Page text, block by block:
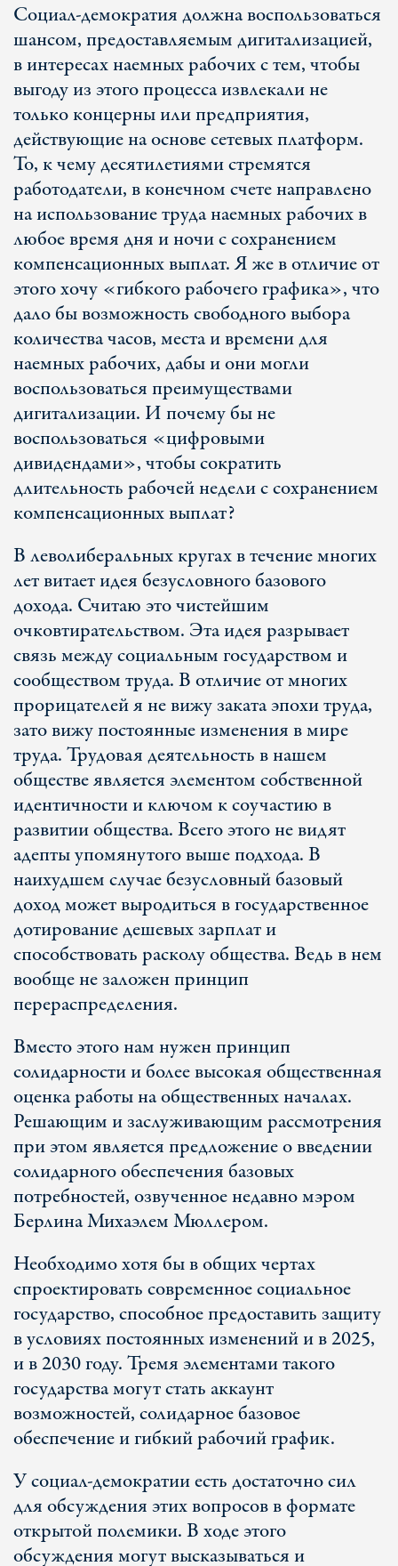
Социал-демократия должна воспользоваться
шансом, предоставляемым дигитализацией,
в интересах наемных рабочих с тем, чтобы
выгоду из этого процесса извлекали не
только концерны или предприятия,
действующие на основе сетевых платформ.
То, к чему десятилетиями стремятся
работодатели, в конечном счете направлено
на использование труда наемных рабочих в
любое время дня и ночи с сохранением
компенсационных выплат. Я же в отличие от
этого хочу «гибкого рабочего графика», что
дало бы возможность свободного выбора
количества часов, места и времени для
наемных рабочих, дабы и они могли
воспользоваться преимуществами
дигитализации. И почему бы не
воспользоваться «цифровыми
дивидендами», чтобы сократить
длительность рабочей недели с сохранением
компенсационных выплат?
В леволиберальных кругах в течение многих
лет витает идея безусловного базового
дохода. Считаю это чистейшим
очковтирательством. Эта идея разрывает
связь между социальным государством и
сообществом труда. В отличие от многих
прорицателей я не вижу заката эпохи труда,
зато вижу постоянные изменения в мире
труда. Трудовая деятельность в нашем
обществе является элементом собственной
идентичности и ключом к соучастию в
развитии общества. Всего этого не видят
адепты упомянутого выше подхода. В
наихудшем случае безусловный базовый
доход может выродиться в государственное
дотирование дешевых зарплат и
способствовать расколу общества. Ведь в нем
вообще не заложен принцип
перераспределения.
Вместо этого нам нужен принцип
солидарности и более высокая общественная
оценка работы на общественных началах.
Решающим и заслуживающим рассмотрения
при этом является предложение о введении
солидарного обеспечения базовых
потребностей, озвученное недавно мэром
Берлина Михаэлем Мюллером.
Необходимо хотя бы в общих чертах
спроектировать современное социальное
государство, способное предоставить защиту
в условиях постоянных изменений и в 2025,
и в 2030 году. Тремя элементами такого
государства могут стать аккаунт
возможностей, солидарное базовое
обеспечение и гибкий рабочий график.
У социал-демократии есть достаточно сил
для обсуждения этих вопросов в формате
открытой полемики. В ходе этого
обсуждения могут высказываться и